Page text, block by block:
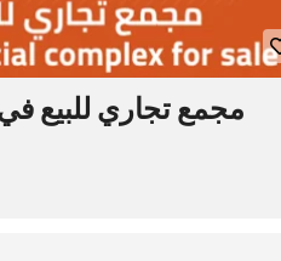
مجمع تجاري للبيع